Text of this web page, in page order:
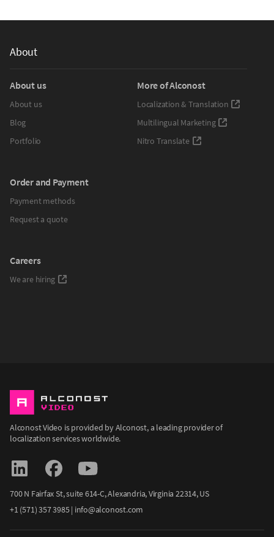
About
About us
About us
Blog
Portfolio
Order and Payment
Payment methods
Request a quote
Careers
We are hiring
More of Alconost
Localization & Translation
Multilingual Marketing
Nitro Translate
Alconost Video is provided by Alconost, a leading provider of
localization services worldwide.
700 N Fairfax St, suite 614-С, Alexandria, Virginia 22314, US
+1 (571) 357 3985| info@alconost.com